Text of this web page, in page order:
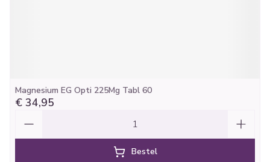
Magnesium EG Opti 225Mg Tabl 60
€ 34,95
Bestel